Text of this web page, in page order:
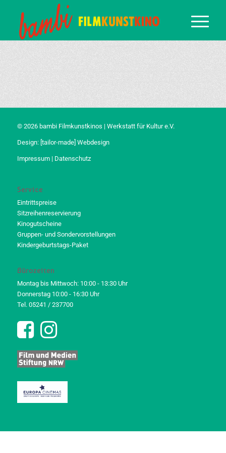
© 2026 bambi Filmkunstkinos | Werkstatt für Kultur e.V.
Design: [tailor-made] Webdesign
Impressum| Datenschutz
Service
Eintrittspreise
Sitzreihenreservierung
Kinogutscheine
Gruppen- und Sondervorstellungen
Kindergeburtstags-Paket
Bürozeiten
Montag bis Mittwoch: 10:00 - 13:30 Uhr
Donnerstag 10:00 - 16:30 Uhr
Tel. 05241 / 237700